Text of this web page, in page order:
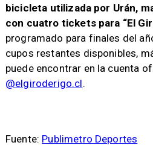
bicicleta utilizada por Urán,
con cuatro tickets para “El
programado para finales del
cupos restantes disponibles,
puede encontrar en la cuenta
@elgiroderigo.cl.
Fuente: Publimetro Deportes